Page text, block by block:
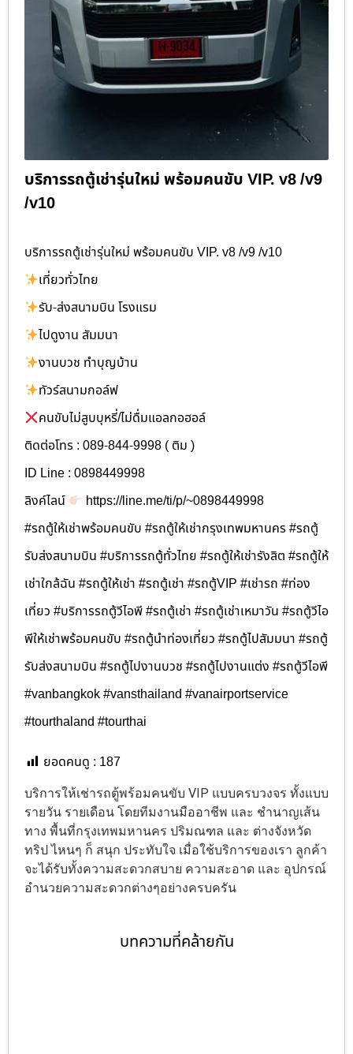
บริการรถตู้เช่ารุ่นใหม่ พร้อมคนขับ VIP. v8 /v9
/v10
บริการรถตู้เช่ารุ่นใหม่ พร้อมคนขับ VIP. v8 /v9 /v10
เที่ยวทั่วไทย
รับ-ส่งสนามบิน โรงแรม
ไปดูงาน สัมมนา
งานบวช ทำบุญบ้าน
ทัวร์สนามกอล์ฟ
คนขับไม่สูบบุหรี่/ไม่ดื่มแอลกอฮอล์
ติดต่อโทร : 089-844-9998 ( ติม )
ID Line : 0898449998
ลิงค์ไลน์
https://line.me/ti/p/~0898449998
#รถตู้ให้เช่าพร้อมคนขับ #รถตู้ให้เช่ากรุงเทพมหานคร #รถตู้
รับส่งสนามบิน #บริการรถตู้ทั่วไทย #รถตู้ให้เช่ารังสิต #รถตู้ให้
เช่าใกล้ฉัน #รถตู้ให้เช่า #รถตู้เช่า #รถตู้VIP #เช่ารถ #ท่อง
เที่ยว #บริการรถตู้วีไอพี #รถตู้เช่า #รถตู้เช่าเหมาวัน #รถตู้วีไอ
พีให้เช่าพร้อมคนขับ #รถตู้นำท่องเที่ยว #รถตู้ไปสัมมนา #รถตู้
รับส่งสนามบิน #รถตู้ไปงานบวช #รถตู้ไปงานแต่ง #รถตู้วีไอพี
#vanbangkok #vansthailand #vanairportservice
#tourthaland #tourthai
ยอดคนดู : 187
บริการให้เช่ารถตู้พร้อมคนขับ VIP แบบครบวงจร ทั้งแบบ
รายวัน รายเดือน โดยทีมงานมืออาชีพ และ ชำนาญเส้น
ทาง พื้นที่กรุงเทพมหานคร ปริมณฑล และ ต่างจังหวัด
ทริป ไหนๆ ก็ สนุก ประทับใจ เมื่อใช้บริการของเรา ลูกค้า
จะได้รับทั้งความสะดวกสบาย ความสะอาด และ อุปกรณ์
อำนวยความสะดวกต่างๆอย่างครบครัน
บทความที่คล้ายกัน